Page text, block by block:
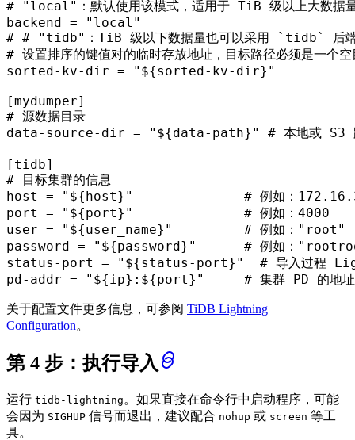
# "local"：默认使用该模式，适用于 TiB 级以上大数据
backend =
"local"
# # "tidb"：TiB 级以下数据量也可以采用 `tidb` 后
# 设置排序的键值对的临时存放地址，目标路径必须是一
sorted-kv-dir =
"${sorted-kv-dir}"
[mydumper]
# 源数据目录
data-source-dir = "${data-path}" # 本地或
[tidb]
# 目标集群的信息
host
= "${host}"
# 例如：
port
= "${port}"
# 例如：4000
user = "${user_name}"
# 例如："root"
password = "${password}"
# 例如：
status-port
= "${status-port}"
# 导入过程
pd-addr = "${ip}:${port}" # 集群 PD 的地
关于配置文件更多信息，可参阅 TiDB Lightning
Configuration。
第 4 步：执行导入
运行 tidb-lightning 。如果直接在命令行中启动程序，可能
会因为 SIGHUP 信号而退出，建议配合 nohup 或 screen 等工
具。